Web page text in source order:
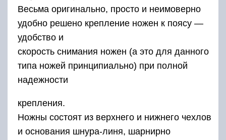
Весьма оригинально, просто и неимоверно
удобно решено крепление ножен к поясу —
удобство и
скорость снимания ножен (а это для данного
типа ножей принципиально) при полной
надежности
крепления.
Ножны состоят из верхнего и нижнего чехлов
и основания шнура-линя, шарнирно